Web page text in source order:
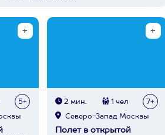
5+ 2 мин. 1 чел 7+
Северо-Запад Москвы
Полет в открытой